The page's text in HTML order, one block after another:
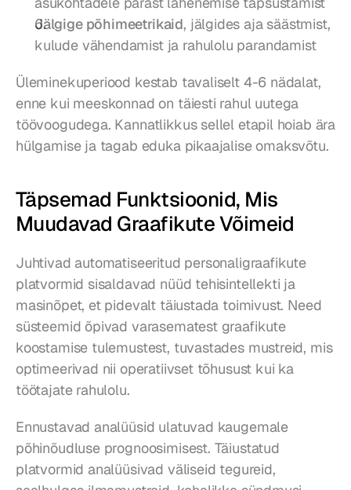
Jälgige põhimeetrikaid, jälgides aja säästmist,
kulude vähendamist ja rahulolu parandamist
Üleminekuperiood kestab tavaliselt 4-6 nädalat,
enne kui meeskonnad on täiesti rahul uutega
töövoogudega. Kannatlikkus sellel etapil hoiab ära
hülgamise ja tagab eduka pikaajalise omaksvõtu.
Täpsemad Funktsioonid, Mis
Muudavad Graafikute Võimeid
Juhtivad automatiseeritud personaligraafikute
platvormid sisaldavad nüüd tehisintellekti ja
masinõpet, et pidevalt täiustada toimivust. Need
süsteemid õpivad varasematest graafikute
koostamise tulemustest, tuvastades mustreid, mis
optimeerivad nii operatiivset tõhusust kui ka
töötajate rahulolu.
Ennustavad analüüsid ulatuvad kaugemale
põhinõudluse prognoosimisest. Täiustatud
platvormid analüüsivad väliseid tegureid,